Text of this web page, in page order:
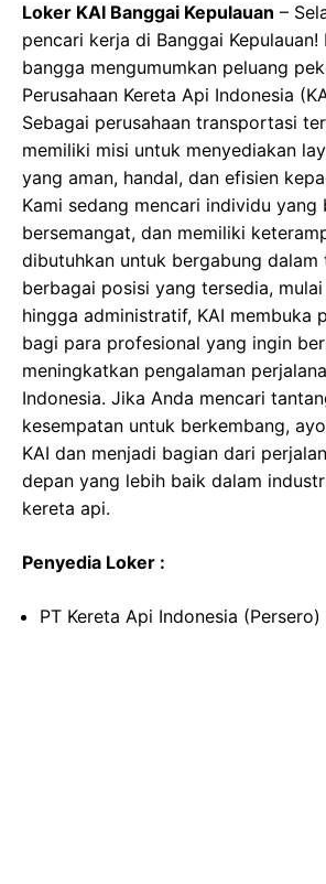
Loker KAI Banggai Kepulauan –
pencari kerja di Banggai Kepulauan!
bangga mengumumkan peluang
Perusahaan Kereta Api Indonesia
Sebagai perusahaan transportasi
memiliki misi untuk menyediakan
yang aman, handal, dan efisien
Kami sedang mencari individu yang
bersemangat, dan memiliki
dibutuhkan untuk bergabung dalam
berbagai posisi yang tersedia,
hingga administratif, KAI membuka
bagi para profesional yang ingin
meningkatkan pengalaman
Indonesia. Jika Anda mencari
kesempatan untuk berkembang,
KAI dan menjadi bagian dari
depan yang lebih baik dalam
kereta api.
Penyedia Loker :
PT Kereta Api Indonesia (Persero)